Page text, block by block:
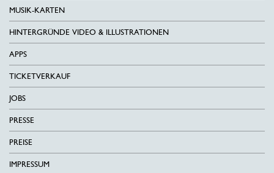
MUSIK-KARTEN
HINTERGRÜNDE VIDEO & ILLUSTRATIONEN
APPS
TICKETVERKAUF
JOBS
PRESSE
PREISE
IMPRESSUM